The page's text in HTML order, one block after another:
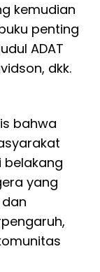
kemudian
penting
ADAT
dkk.
bahwa
belakang
yang